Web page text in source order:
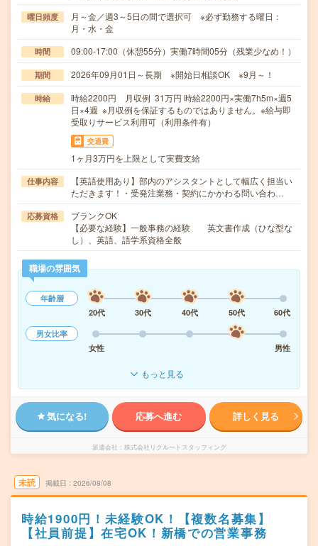
曜日頻度
月～金／週3～5日の間で選択可 ※必ず勤務する曜日：
月・水・金
時間 09:00-17:00（休憩55分）実働7時間05分（残業少なめ！）
期間 2026年09月01日～長期 ※開始日相談OK ※9月～！
時給
時給2200円 月収例 31万円 時給2200円×実働7h5m×週5
日×4週 ※月収例を保証するものではありません。※給与即
受取りサービス利用可（利用条件有）
交通費
1ヶ月3万円を上限として実費支給
仕事内容
【英語使用あり】部内のアシスタントとして幅広く担当い
ただきます！・受発注業務・契約にかかわる問い合わ…
応募資格
ブランクOK
【必要な経験】一般事務の経験 英文書作成（ひな型な
し）、英語、語学系資格全般
職場の雰囲気
年齢層
20代
30代 40代 50代
60代
男女比率
女性
男性
もっと見る
気になる! 応募へ進む 詳しく見る
派遣会社 株式会社リクルートスタッフィング
未読 掲載日 2026/08/08
時給1900円！未経験OK！【複数名募集】
【社員前提】在宅OK！新橋での営業事務